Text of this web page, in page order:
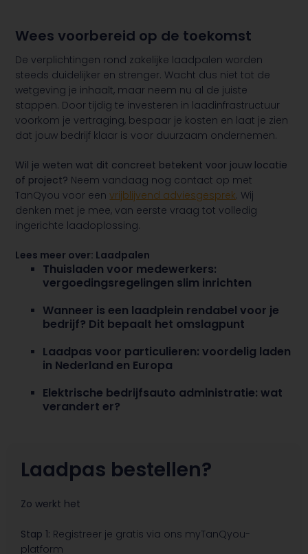
Wees voorbereid op de toekomst
De verplichtingen rond zakelijke laadpalen worden
steeds duidelijker en strenger. Wacht dus niet tot de
wetgeving je inhaalt, maar neem nu al de juiste
stappen. Door tijdig te investeren in laadinfrastructuur
voorkom je vertraging, bespaar je kosten en laat je zien
dat jouw bedrijf klaar is voor duurzaam ondernemen.
Wil je weten wat dit concreet betekent voor jouw locatie
of project? Neem vandaag nog contact op met
TanQyou voor eenvrijblijvend adviesgesprek. Wij
denken met je mee, van eerste vraag tot volledig
ingerichte laadoplossing.
Lees meer over: Laadpalen
Thuisladen voor medewerkers:
vergoedingsregelingen slim inrichten
Wanneer is een laadplein rendabel voor je
bedrijf? Dit bepaalt het omslagpunt
Laadpas voor particulieren: voordelig laden
in Nederland en Europa
Elektrische bedrijfsauto administratie: wat
verandert er?
Laadpas bestellen?
Zo werkt het
Stap 1: Registreer je gratis via ons myTanQyou-
platform